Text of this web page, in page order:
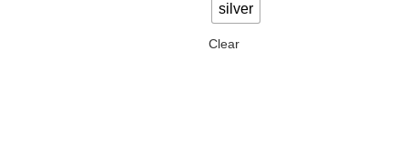
silver
Clear